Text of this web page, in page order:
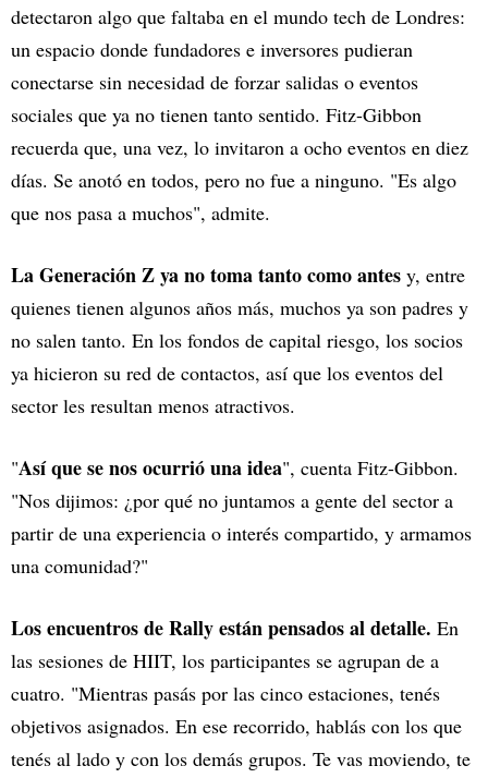
detectaron algo que faltaba en el mundo tech de Londres:
un espacio donde fundadores e inversores pudieran
conectarse sin necesidad de forzar salidas o eventos
sociales que ya no tienen tanto sentido. Fitz-Gibbon
recuerda que, una vez, lo invitaron a ocho eventos en diez
días. Se anotó en todos, pero no fue a ninguno. "Es algo
que nos pasa a muchos", admite.
La Generación Z ya no toma tanto como antes y, entre
quienes tienen algunos años más, muchos ya son padres y
no salen tanto. En los fondos de capital riesgo, los socios
ya hicieron su red de contactos, así que los eventos del
sector les resultan menos atractivos.
"Así que se nos ocurrió una idea", cuenta Fitz-Gibbon.
"Nos dijimos: ¿por qué no juntamos a gente del sector a
partir de una experiencia o interés compartido, y armamos
una comunidad?"
Los encuentros de Rally están pensados al detalle. En
las sesiones de HIIT, los participantes se agrupan de a
cuatro. "Mientras pasás por las cinco estaciones, tenés
objetivos asignados. En ese recorrido, hablás con los que
tenés al lado y con los demás grupos. Te vas moviendo, te